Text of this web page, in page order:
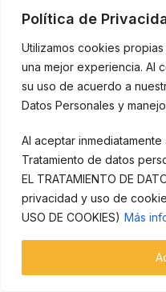
Política de
Utilizamos cookies
una mejor experiencia. Al
su uso de acuerdo a
Datos Personales y
Al aceptar
Tratamiento de datos
EL TRATAMIENTO DE
privacidad y uso de
USO DE COOKIES) Más
METAL
Esta página y todos sus
Está prohibida la
de modo parcial.
Cecomex creado porTe